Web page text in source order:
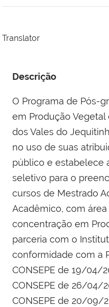
Translator
Descrição
O Programa de Pós-
em Produção
dos Vales do
no uso de suas
público e estabelece
seletivo para o
cursos de Mestrado
Acadêmico, com
concentração em
parceria com o
conformidade com a
CONSEPE de 19/04/
CONSEPE de 26/04/
CONSEPE de 20/09/